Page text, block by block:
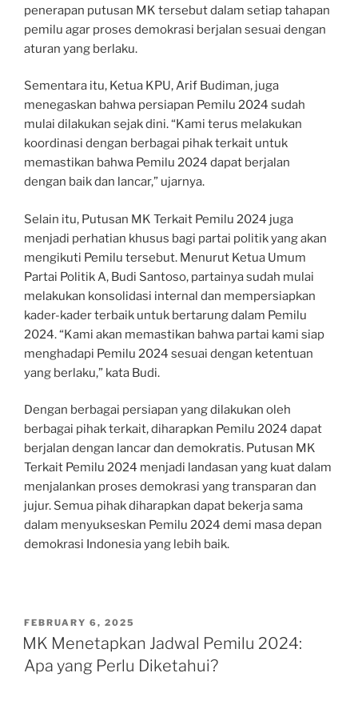
penerapan putusan MK tersebut dalam setiap tahapan
pemilu agar proses demokrasi berjalan sesuai dengan
aturan yang berlaku.
Sementara itu, Ketua KPU, Arif Budiman, juga
menegaskan bahwa persiapan Pemilu 2024 sudah
mulai dilakukan sejak dini. “Kami terus melakukan
koordinasi dengan berbagai pihak terkait untuk
memastikan bahwa Pemilu 2024 dapat berjalan
dengan baik dan lancar,” ujarnya.
Selain itu, Putusan MK Terkait Pemilu 2024 juga
menjadi perhatian khusus bagi partai politik yang akan
mengikuti Pemilu tersebut. Menurut Ketua Umum
Partai Politik A, Budi Santoso, partainya sudah mulai
melakukan konsolidasi internal dan mempersiapkan
kader-kader terbaik untuk bertarung dalam Pemilu
2024. “Kami akan memastikan bahwa partai kami siap
menghadapi Pemilu 2024 sesuai dengan ketentuan
yang berlaku,” kata Budi.
Dengan berbagai persiapan yang dilakukan oleh
berbagai pihak terkait, diharapkan Pemilu 2024 dapat
berjalan dengan lancar dan demokratis. Putusan MK
Terkait Pemilu 2024 menjadi landasan yang kuat dalam
menjalankan proses demokrasi yang transparan dan
jujur. Semua pihak diharapkan dapat bekerja sama
dalam menyukseskan Pemilu 2024 demi masa depan
demokrasi Indonesia yang lebih baik.
POSTED
ON
FEBRUARY 6, 2025
MK Menetapkan Jadwal Pemilu 2024:
Apa yang Perlu Diketahui?